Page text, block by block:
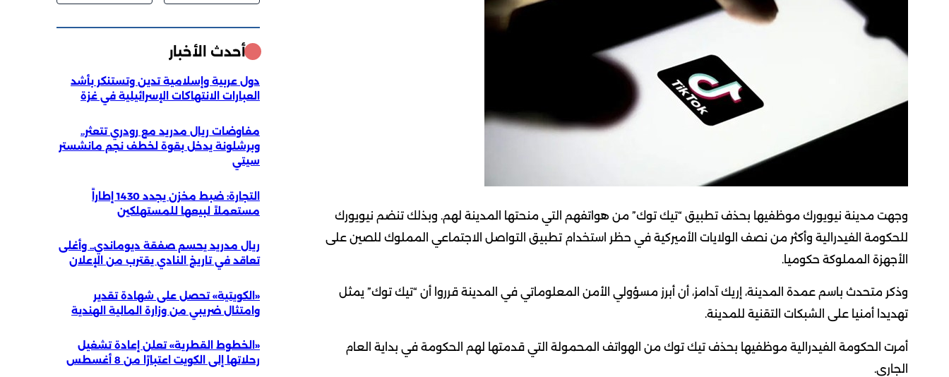
وجهت مدينة نيويورك موظفيها بحذف تطبيق “تيك توك” من هواتفهم التي منحتها المدينة لهم. وبذلك تنضم نيويورك
للحكومة الفيدرالية وأكثر من نصف الولايات الأميركية في حظر استخدام تطبيق التواصل الاجتماعي المملوك للصين على
الأجهزة المملوكة حكوميا.
وذكر متحدث باسم عمدة المدينة، إريك آدامز، أن أبرز مسؤولي الأمن المعلوماتي في المدينة قرروا أن “تيك توك” يمثل
تهديدا أمنيا على الشبكات التقنية للمدينة.
أمرت الحكومة الفيدرالية موظفيها بحذف تيك توك من الهواتف المحمولة التي قدمتها لهم الحكومة في بداية العام
الجاري.
أحدث الأخبار
دول عربية وإسلامية تدين وتستنكر بأشد
العبارات الانتهاكات الإسرائيلية في غزة
مفاوضات ريال مدريد مع رودري تتعثر..
وبرشلونة يدخل بقوة لخطف نجم مانشستر
سيتي
التجارة: ضبط مخزن يجدد 1430 إطاراً
مستعملاً لبيعها للمستهلكين
ريال مدريد يحسم صفقة ديوماندي.. وأغلى
تعاقد في تاريخ النادي يقترب من الإعلان
«الكويتية» تحصل على شهادة تقدير
وامتثال ضريبي من وزارة المالية الهندية
«الخطوط القطرية» تعلن إعادة تشغيل
رحلاتها إلى الكويت اعتبارًا من 8 أغسطس